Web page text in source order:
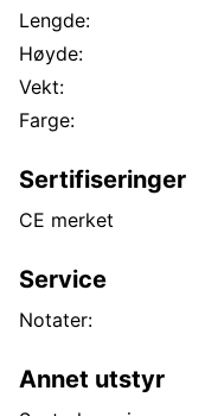
Lengde:
Høyde:
Vekt:
Farge:
Sertifiseringer
CE merket
Service
Notater:
Annet utstyr